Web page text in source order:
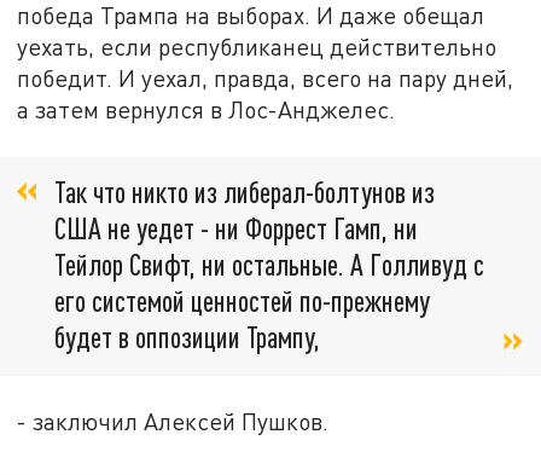
победа Трампа на выборах. И даже обещал
уехать, если республиканец действительно
победит. И уехал, правда, всего на пару дней,
а затем вернулся в Лос-Анджелес.
Так что никто из либерал-болтунов из
США не уедет - ни Форрест Гамп, ни
Тейлор Свифт, ни остальные. А Голливуд с
его системой ценностей по-прежнему
будет в оппозиции Трампу,
- заключил Алексей Пушков.